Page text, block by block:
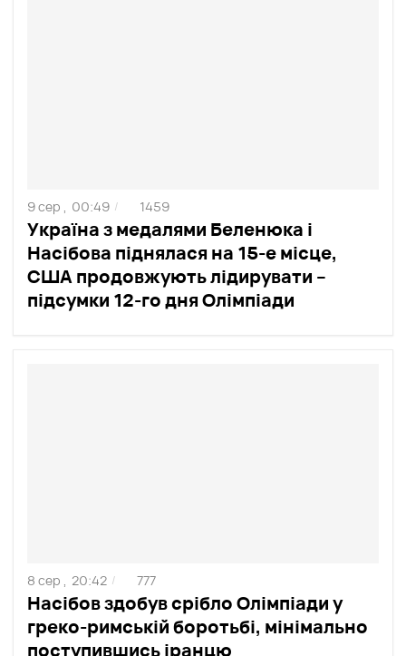
Україна з медалями Беленюка і
Насібова піднялася на 15-е місце,
США продовжують лідирувати –
підсумки 12-го дня Олімпіади
9 сер , 00:49 / 1459
Насібов здобув срібло Олімпіади у
греко-римській боротьбі, мінімально
поступившись іранцю
8 сер , 20:42 / 777